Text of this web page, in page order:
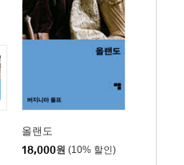
올랜도
18,000원 (10% 할인)